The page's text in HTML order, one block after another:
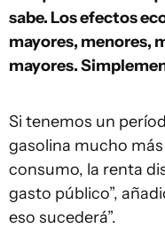
sabe. Los efectos
mayores, menores,
mayores.
Si tenemos un
gasolina mucho
consumo, la renta
gasto público”,
eso sucederá”.